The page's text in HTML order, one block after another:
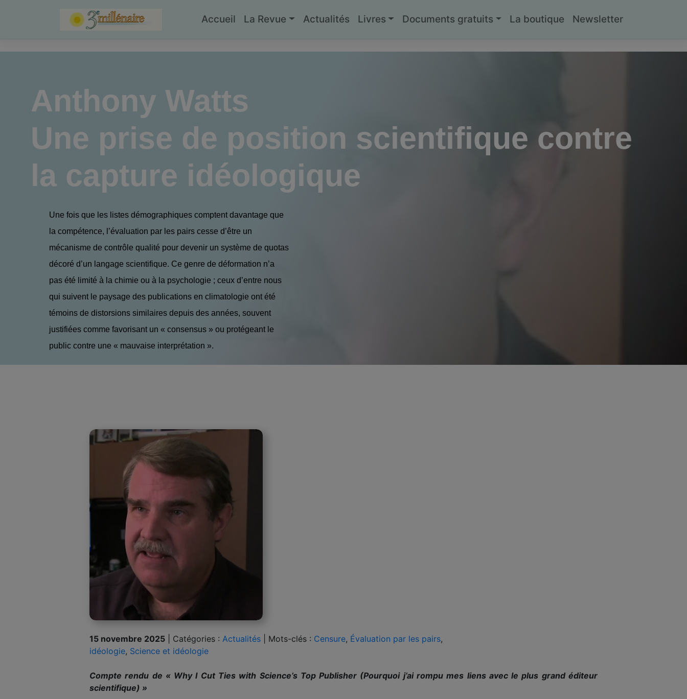
Accueil La Revue Actualités Livres Documents gratuits La boutique Newsletter
Anthony Watts
Une prise de position scientifique contre
la capture idéologique
Une fois que les listes démographiques comptent davantage que
la compétence, l’évaluation par les pairs cesse d’être un
mécanisme de contrôle qualité pour devenir un système de quotas
décoré d’un langage scientifique. Ce genre de déformation n’a
pas été limité à la chimie ou à la psychologie ; ceux d’entre nous
qui suivent le paysage des publications en climatologie ont été
témoins de distorsions similaires depuis des années, souvent
justifiées comme favorisant un « consensus » ou protégeant le
public contre une « mauvaise interprétation ».
15 novembre 2025 Catégories : Actualités Mots-clés : Censure, Évaluation par les pairs,
idéologie, Science et idéologie
Compte rendu de « Why I Cut Ties with Science’s Top Publisher (Pourquoi j’ai rompu mes liens avec le plus grand éditeur
scientifique) »